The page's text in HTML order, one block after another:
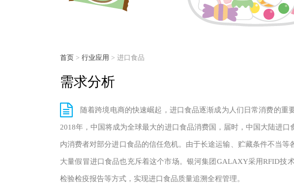
首页 > 行业应用 > 进口食品
需求分析
随着跨境电商的快速崛起，进口食品逐渐成为人们日常消费的
2018年，中国将成为全球最大的进口食品消费国，届时，中国大陆进
内消费者对部分进口食品的信任危机。由于长途运输、贮藏条件不当
大量假冒进口食品也充斥着这个市场。银河集团GALAXY采用RFID技
检验检疫报告等方式，实现进口食品质量追溯全程管理。